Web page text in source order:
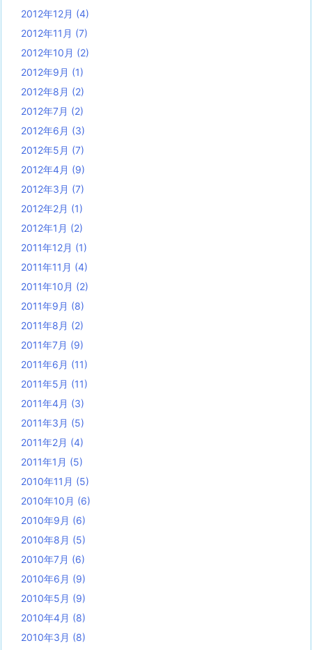
2012年12月 (4)
2012年11月 (7)
2012年10月 (2)
2012年9月 (1)
2012年8月 (2)
2012年7月 (2)
2012年6月 (3)
2012年5月 (7)
2012年4月 (9)
2012年3月 (7)
2012年2月 (1)
2012年1月 (2)
2011年12月 (1)
2011年11月 (4)
2011年10月 (2)
2011年9月 (8)
2011年8月 (2)
2011年7月 (9)
2011年6月 (11)
2011年5月 (11)
2011年4月 (3)
2011年3月 (5)
2011年2月 (4)
2011年1月 (5)
2010年11月 (5)
2010年10月 (6)
2010年9月 (6)
2010年8月 (5)
2010年7月 (6)
2010年6月 (9)
2010年5月 (9)
2010年4月 (8)
2010年3月 (8)